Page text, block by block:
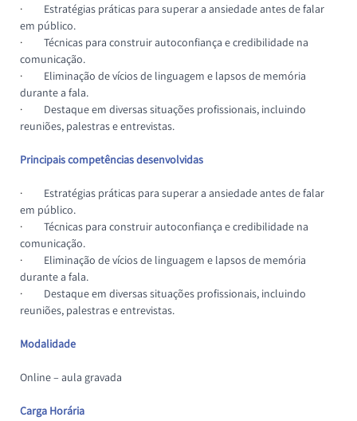
· Estratégias práticas para superar a ansiedade antes de falar
em público.
· Técnicas para construir autoconfiança e credibilidade na
comunicação.
· Eliminação de vícios de linguagem e lapsos de memória
durante a fala.
· Destaque em diversas situações profissionais, incluindo
reuniões, palestras e entrevistas.
Principais competências desenvolvidas
· Estratégias práticas para superar a ansiedade antes de falar
em público.
· Técnicas para construir autoconfiança e credibilidade na
comunicação.
· Eliminação de vícios de linguagem e lapsos de memória
durante a fala.
· Destaque em diversas situações profissionais, incluindo
reuniões, palestras e entrevistas.
Modalidade
Online – aula gravada
Carga Horária